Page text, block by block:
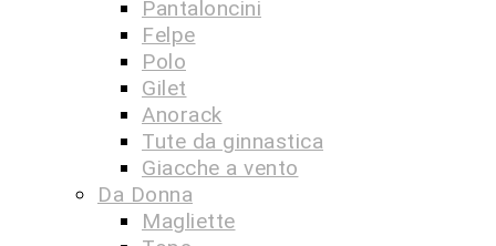
Pantaloncini
Felpe
Polo
Gilet
Anorack
Tute da ginnastica
Giacche a vento
Da Donna
Magliette